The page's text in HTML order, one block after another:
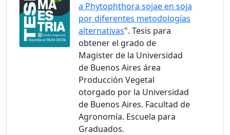
a Phytophthora sojae en soja
por diferentes metodologías
alternativas". Tesis para
obtener el grado de
Magister de la Universidad
de Buenos Aires área
Producción Vegetal
otorgado por la Universidad
de Buenos Aires. Facultad de
Agronomía. Escuela para
Graduados.